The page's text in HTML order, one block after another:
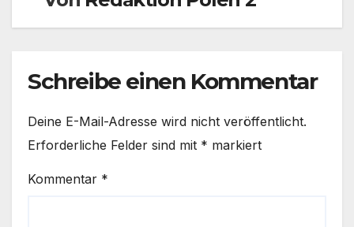
Schreibe einen Kommentar
Deine E-Mail-Adresse wird nicht veröffentlicht.
Erforderliche Felder sind mit * markiert
Kommentar *